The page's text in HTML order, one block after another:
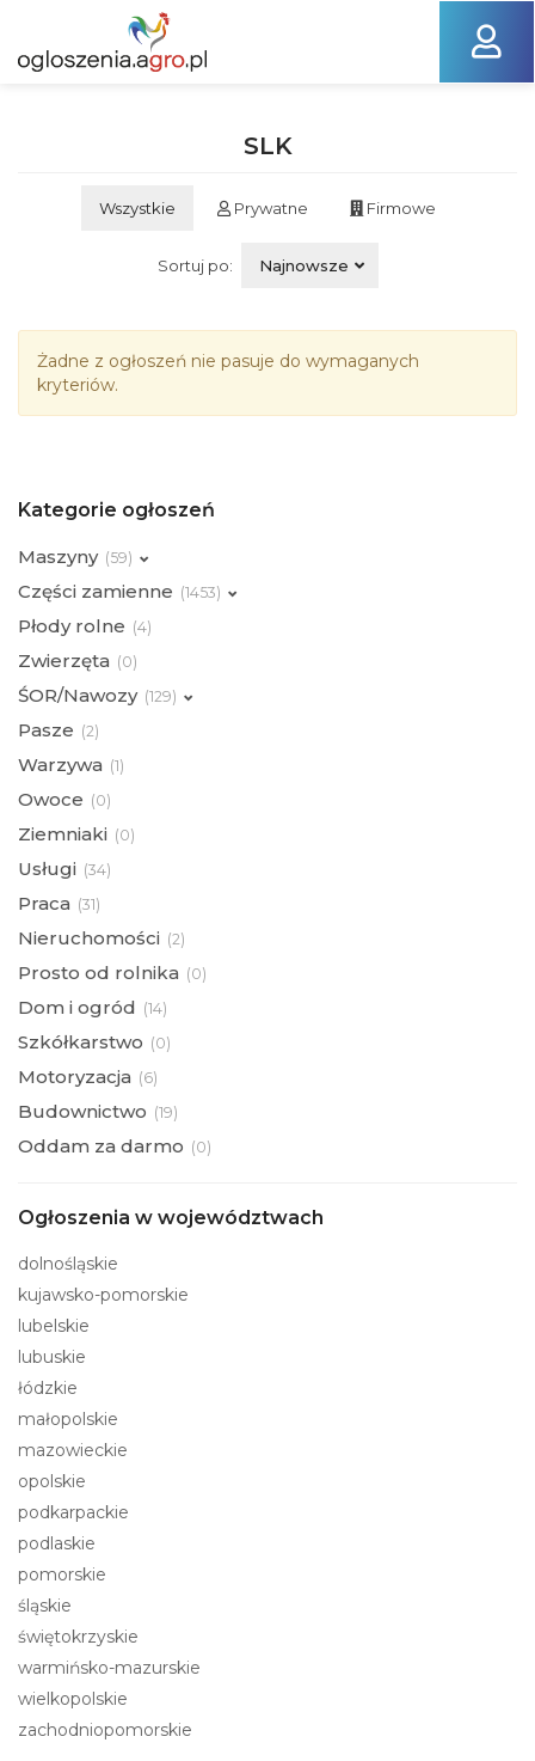
SLK
Wszystkie Prywatne Firmowe
Sortuj po: Najnowsze
Żadne z ogłoszeń nie pasuje do wymaganych
kryteriów.
Kategorie ogłoszeń
Maszyny (59)
Części zamienne (1453)
Płody rolne (4)
Zwierzęta (0)
ŚOR/Nawozy (129)
Pasze (2)
Warzywa (1)
Owoce (0)
Ziemniaki (0)
Usługi (34)
Praca (31)
Nieruchomości (2)
Prosto od rolnika (0)
Dom i ogród (14)
Szkółkarstwo (0)
Motoryzacja (6)
Budownictwo (19)
Oddam za darmo (0)
Ogłoszenia w województwach
dolnośląskie
kujawsko-pomorskie
lubelskie
lubuskie
łódzkie
małopolskie
mazowieckie
opolskie
podkarpackie
podlaskie
pomorskie
śląskie
świętokrzyskie
warmińsko-mazurskie
wielkopolskie
zachodniopomorskie